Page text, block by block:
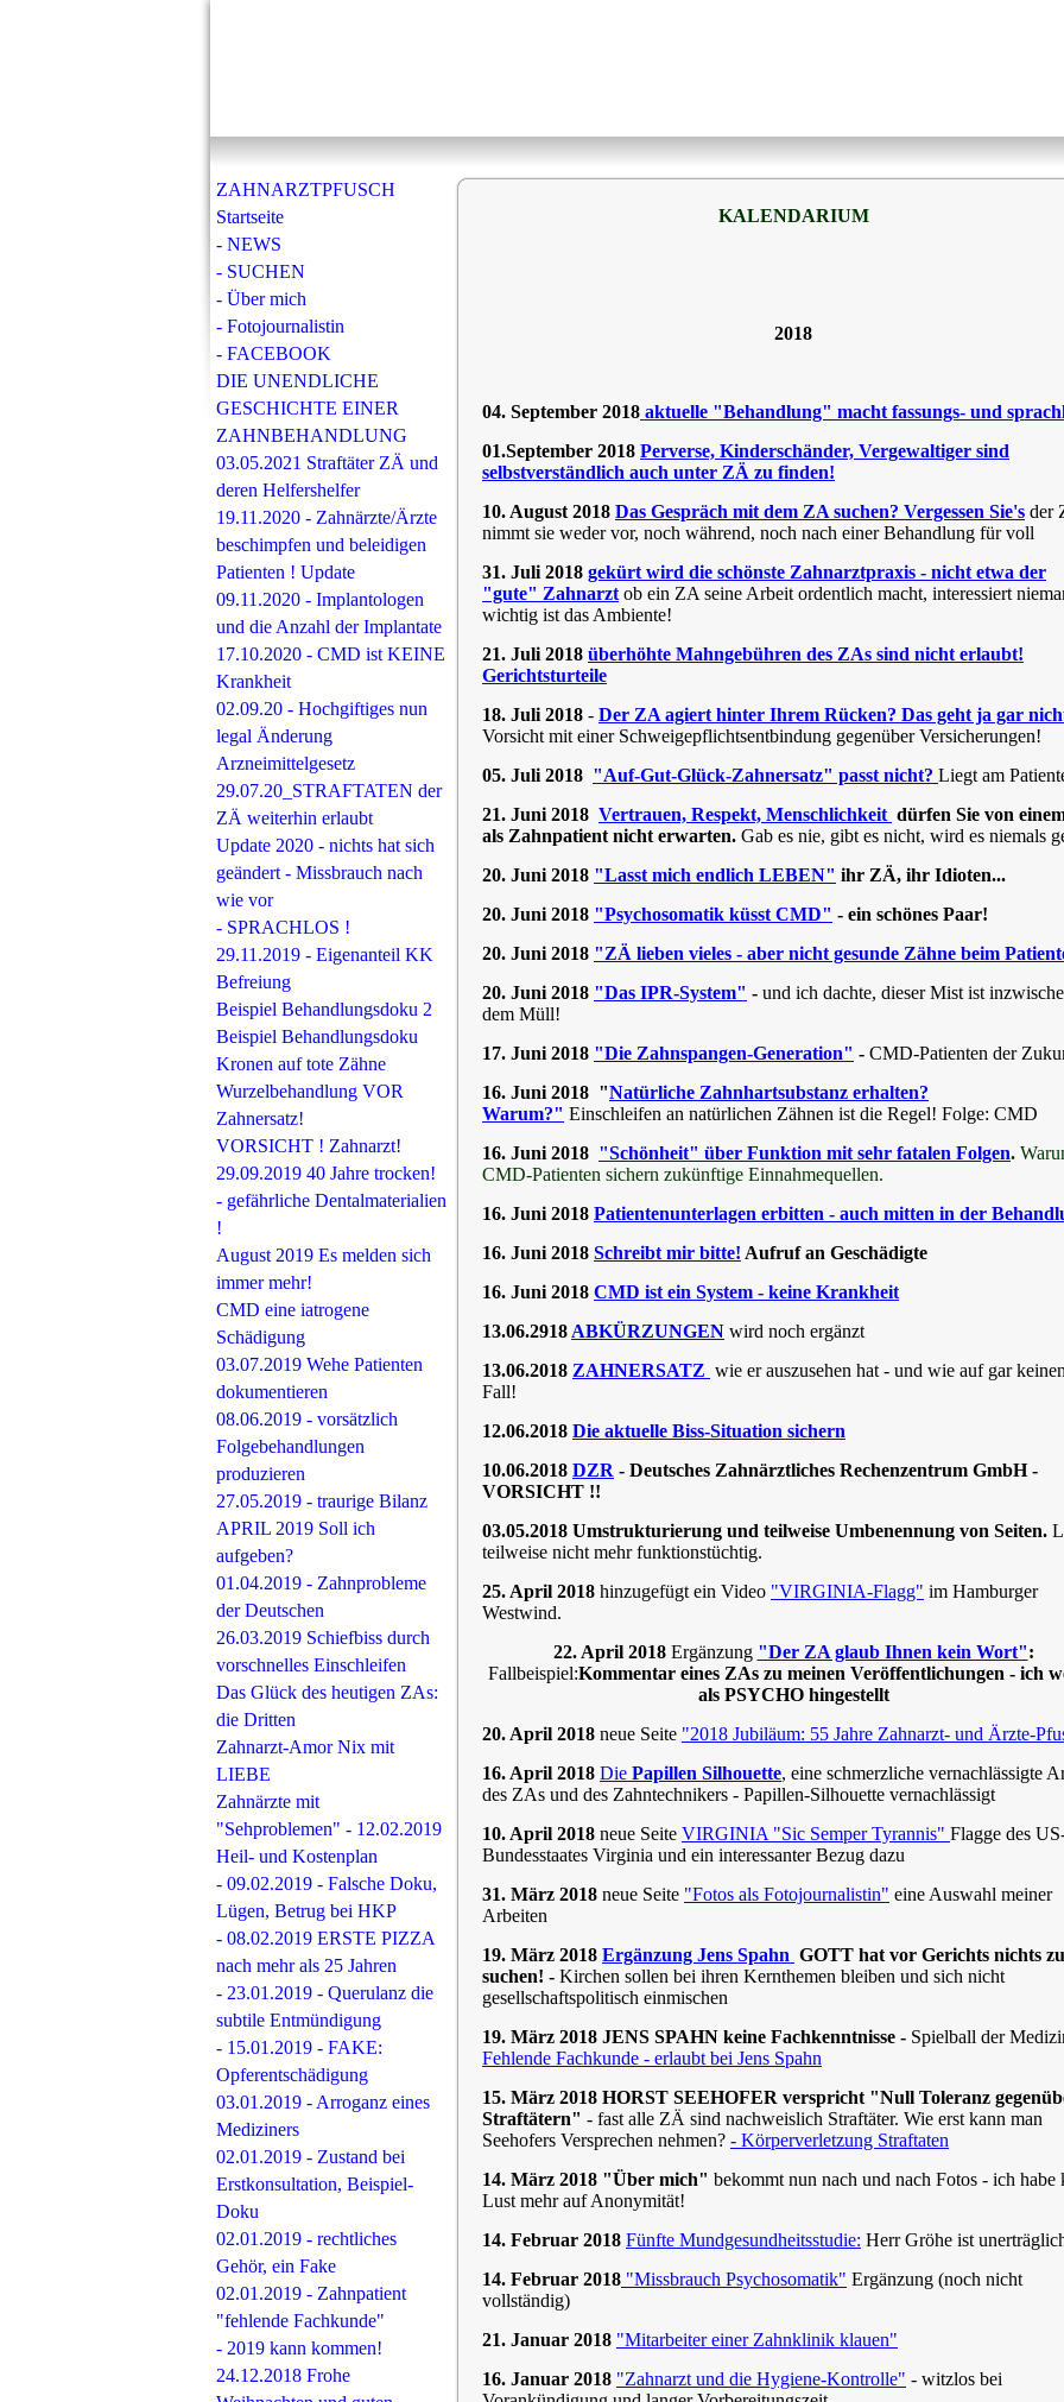
ZAHNARZTPFUSCH
Startseite
- NEWS
- SUCHEN
- Über mich
- Fotojournalistin
- FACEBOOK
DIE UNENDLICHE
GESCHICHTE EINER
ZAHNBEHANDLUNG
03.05.2021 Straftäter ZÄ und
deren Helfershelfer
19.11.2020 - Zahnärzte/Ärzte
beschimpfen und beleidigen
Patienten ! Update
09.11.2020 - Implantologen
und die Anzahl der Implantate
17.10.2020 - CMD ist KEINE
Krankheit
02.09.20 - Hochgiftiges nun
legal Änderung
Arzneimittelgesetz
29.07.20_STRAFTATEN der
ZÄ weiterhin erlaubt
Update 2020 - nichts hat sich
geändert - Missbrauch nach
wie vor
- SPRACHLOS !
29.11.2019 - Eigenanteil KK
Befreiung
Beispiel Behandlungsdoku 2
Beispiel Behandlungsdoku
Kronen auf tote Zähne
Wurzelbehandlung VOR
Zahnersatz!
VORSICHT ! Zahnarzt!
29.09.2019 40 Jahre trocken!
- gefährliche Dentalmaterialien
!
August 2019 Es melden sich
immer mehr!
CMD eine iatrogene
Schädigung
03.07.2019 Wehe Patienten
dokumentieren
08.06.2019 - vorsätzlich
Folgebehandlungen
produzieren
27.05.2019 - traurige Bilanz
APRIL 2019 Soll ich
aufgeben?
01.04.2019 - Zahnprobleme
der Deutschen
26.03.2019 Schiefbiss durch
vorschnelles Einschleifen
Das Glück des heutigen ZAs:
die Dritten
Zahnarzt-Amor Nix mit
LIEBE
Zahnärzte mit
"Sehproblemen" - 12.02.2019
Heil- und Kostenplan
- 09.02.2019 - Falsche Doku,
Lügen, Betrug bei HKP
- 08.02.2019 ERSTE PIZZA
nach mehr als 25 Jahren
- 23.01.2019 - Querulanz die
subtile Entmündigung
- 15.01.2019 - FAKE:
Opferentschädigung
03.01.2019 - Arroganz eines
Mediziners
02.01.2019 - Zustand bei
Erstkonsultation, Beispiel-
Doku
02.01.2019 - rechtliches
Gehör, ein Fake
02.01.2019 - Zahnpatient
"fehlende Fachkunde"
- 2019 kann kommen!
24.12.2018 Frohe
KALENDARIUM
2018
04. September 2018 aktuelle "Behandlung" macht fassungs- und
01.September 2018 Perverse, Kinderschänder, Vergewaltiger sind
selbstverständlich auch unter ZÄ zu finden!
10. August 2018 Das Gespräch mit dem ZA suchen? Vergessen Sie's der
nimmt sie weder vor, noch während, noch nach einer Behandlung für voll
31. Juli 2018 gekürt wird die schönste Zahnarztpraxis - nicht etwa der
"gute" Zahnarzt ob ein ZA seine Arbeit ordentlich macht, interessiert
wichtig ist das Ambiente!
21. Juli 2018 überhöhte Mahngebühren des ZAs sind nicht erlaubt!
Gerichtsturteile
18. Juli 2018 - Der ZA agiert hinter Ihrem Rücken? Das geht ja gar
Vorsicht mit einer Schweigepflichtsentbindung gegenüber Versicherungen!
05. Juli 2018 "Auf-Gut-Glück-Zahnersatz" passt nicht? Liegt am
21. Juni 2018 Vertrauen, Respekt, Menschlichkeit dürfen Sie von
als Zahnpatient nicht erwarten. Gab es nie, gibt es nicht, wird es niemals
20. Juni 2018 "Lasst mich endlich LEBEN" ihr ZÄ, ihr Idioten...
20. Juni 2018 "Psychosomatik küsst CMD" - ein schönes Paar!
20. Juni 2018 "ZÄ lieben vieles - aber nicht gesunde Zähne beim
20. Juni 2018 "Das IPR-System" - und ich dachte, dieser Mist ist
dem Müll!
17. Juni 2018 "Die Zahnspangen-Generation" - CMD-Patienten der
16. Juni 2018 "Natürliche Zahnhartsubstanz erhalten?
Warum?" Einschleifen an natürlichen Zähnen ist die Regel! Folge: CMD
16. Juni 2018 "Schönheit" über Funktion mit sehr fatalen Folgen.
CMD-Patienten sichern zukünftige Einnahmequellen.
16. Juni 2018 Patientenunterlagen erbitten - auch mitten in der
16. Juni 2018 Schreibt mir bitte! Aufruf an Geschädigte
16. Juni 2018 CMD ist ein System - keine Krankheit
13.06.2918 ABKÜRZUNGEN wird noch ergänzt
13.06.2018 ZAHNERSATZ wie er auszusehen hat - und wie auf gar keinen
Fall!
12.06.2018 Die aktuelle Biss-Situation sichern
10.06.2018 DZR - Deutsches Zahnärztliches Rechenzentrum GmbH -
VORSICHT !!
03.05.2018 Umstrukturierung und teilweise Umbenennung von Seiten.
teilweise nicht mehr funktionstüchtig.
25. April 2018 hinzugefügt ein Video "VIRGINIA-Flagg" im Hamburger
Westwind.
22. April 2018 Ergänzung "Der ZA glaub Ihnen kein Wort":
Fallbeispiel:Kommentar eines ZAs zu meinen Veröffentlichungen - ich
als PSYCHO hingestellt
20. April 2018 neue Seite "2018 Jubiläum: 55 Jahre Zahnarzt- und Ärzte-
16. April 2018 Die Papillen Silhouette, eine schmerzliche vernachlässigte
des ZAs und des Zahntechnikers - Papillen-Silhouette vernachlässigt
10. April 2018 neue Seite VIRGINIA "Sic Semper Tyrannis" Flagge des
Bundesstaates Virginia und ein interessanter Bezug dazu
31. März 2018 neue Seite "Fotos als Fotojournalistin" eine Auswahl meiner
Arbeiten
19. März 2018 Ergänzung Jens Spahn GOTT hat vor Gerichts nichts zu
suchen! - Kirchen sollen bei ihren Kernthemen bleiben und sich nicht
gesellschaftspolitisch einmischen
19. März 2018 JENS SPAHN keine Fachkenntnisse - Spielball der
Fehlende Fachkunde - erlaubt bei Jens Spahn
15. März 2018 HORST SEEHOFER verspricht "Null Toleranz
Straftätern" - fast alle ZÄ sind nachweislich Straftäter. Wie erst kann man
Seehofers Versprechen nehmen? - Körperverletzung Straftaten
14. März 2018 "Über mich" bekommt nun nach und nach Fotos - ich habe
Lust mehr auf Anonymität!
14. Februar 2018 Fünfte Mundgesundheitsstudie: Herr Gröhe ist
14. Februar 2018 "Missbrauch Psychosomatik" Ergänzung (noch nicht
vollständig)
21. Januar 2018 "Mitarbeiter einer Zahnklinik klauen"
16. Januar 2018 "Zahnarzt und die Hygiene-Kontrolle" - witzlos bei